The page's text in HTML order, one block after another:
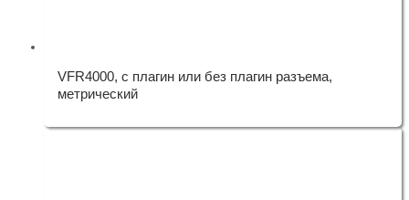
VFR4000, с плагин или без плагин разъема,
метрический